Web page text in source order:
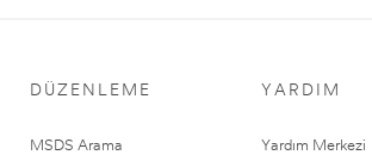
DÜZENLEME
MSDS Arama
YARDIM
Yardım Merkezi